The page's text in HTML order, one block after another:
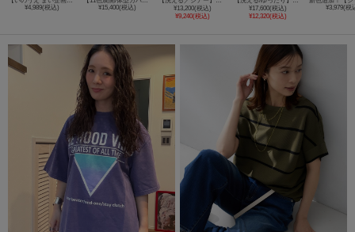
¥4,989(税込)
¥15,400(税込)
¥13,200(税込)
¥9,240(税込)
¥17,600(税込)
¥12,320(税込)
¥3,979(税